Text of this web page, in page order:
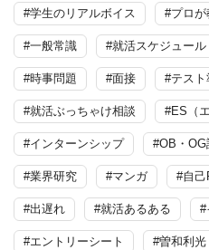
#学生のリアルボイス #プロ
#一般常識 #就活スケジュール
#時事問題 #面接 #テスト
#就活ぶっちゃけ相談 #ES（
#インターンシップ #OB・OG
#業界研究 #マンガ #自己
#出遅れ #就活あるある #
#エントリーシート #曽和利光